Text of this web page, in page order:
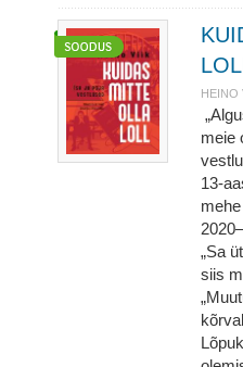
HEINO
meie
13-
„Sa
siis